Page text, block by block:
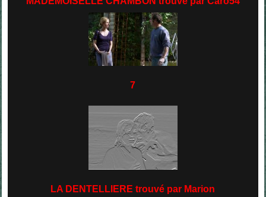
7
LA DENTELLIERE trouvé par Marion